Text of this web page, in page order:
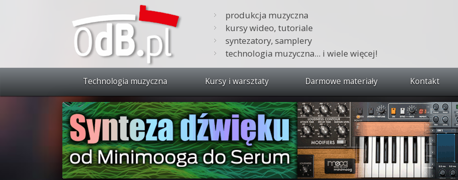
produkcja muzyczna
kursy wideo, tutoriale
syntezatory, samplery
technologia muzyczna... i wiele więcej!
Technologia muzyczna Kursy i warsztaty
Zobacz wszystkie kursy i warsztaty
Synteza dźwięku 🔥
Produkcja muzyczna w praktyce
Bitwig Studio od podstaw
Darmowe materiały Kontakt